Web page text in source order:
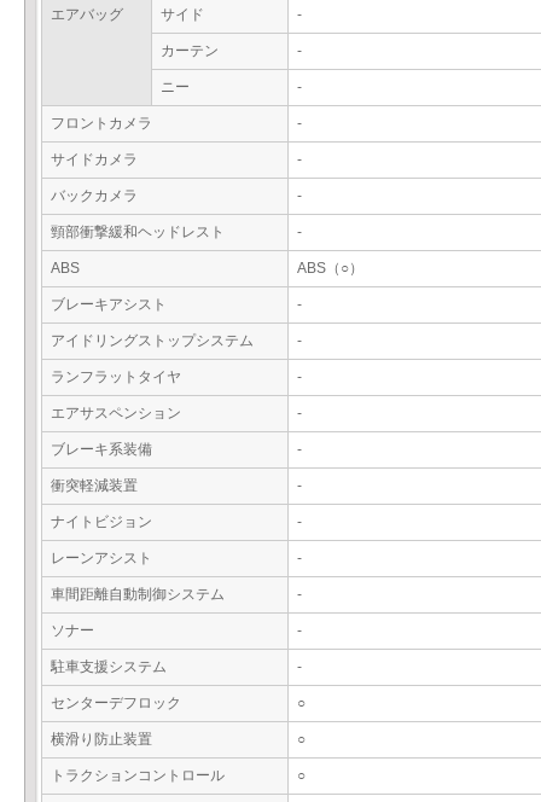
エアバッグ サイド -
カーテン -
ニー -
フロントカメラ -
サイドカメラ -
バックカメラ -
頸部衝撃緩和ヘッドレスト -
ABS ABS（○）
ブレーキアシスト -
アイドリングストップシステム -
ランフラットタイヤ -
エアサスペンション -
ブレーキ系装備 -
衝突軽減装置 -
ナイトビジョン -
レーンアシスト -
車間距離自動制御システム -
ソナー -
駐車支援システム -
センターデフロック ○
横滑り防止装置 ○
トラクションコントロール ○